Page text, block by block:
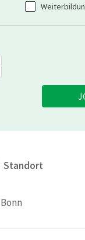
Standort
Standort
Bonn